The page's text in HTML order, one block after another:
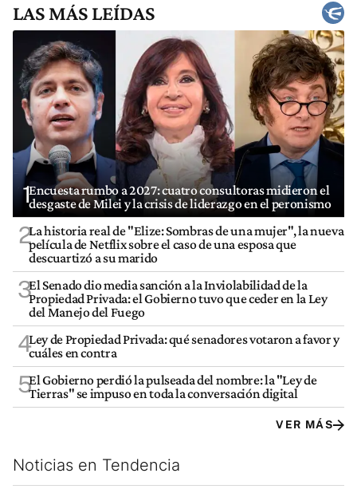
LAS MÁS LEÍDAS
1Encuesta rumbo a 2027: cuatro consultoras midieron el
desgaste de Milei y la crisis de liderazgo en el peronismo
2La historia real de "Elize: Sombras de una mujer", la nueva
película de Netflix sobre el caso de una esposa que
descuartizó a su marido
3El Senado dio media sanción a la Inviolabilidad de la
Propiedad Privada: el Gobierno tuvo que ceder en la Ley
del Manejo del Fuego
4Ley de Propiedad Privada: qué senadores votaron a favor y
cuáles en contra
5El Gobierno perdió la pulseada del nombre: la "Ley de
Tierras" se impuso en toda la conversación digital
VER MÁS
Noticias en Tendencia